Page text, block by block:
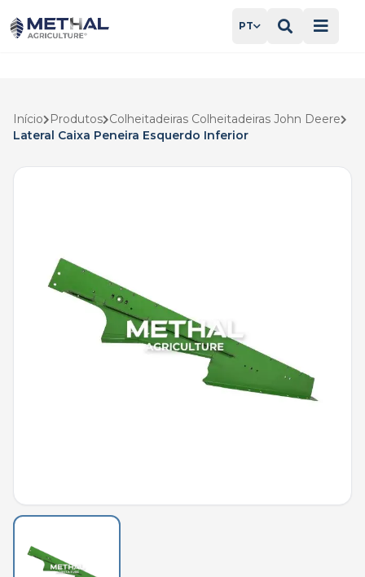
PT
Início Produtos Colheitadeiras Colheitadeiras John Deere
Lateral Caixa Peneira Esquerdo Inferior